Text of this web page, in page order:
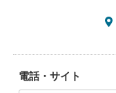
電話・サイト